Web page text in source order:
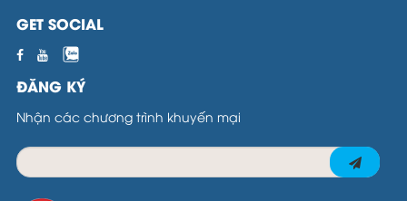
GET SOCIAL
ĐĂNG KÝ
Nhận các chương trình khuyến mại